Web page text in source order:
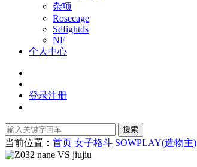
杂项
Rosecage
Sdfightds
NF
个人中心
登录注册
搜索
当前位置： 首页 女子格斗 SOWPLAY(造物主)